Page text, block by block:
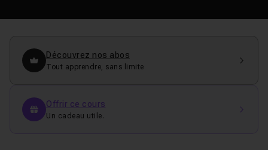
Découvrez nos abos
Tout apprendre, sans limite
Offrir ce cours
Un cadeau utile.